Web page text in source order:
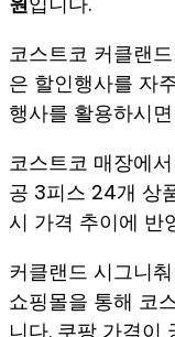
코스트코 커클랜
은 할인행사를 자
행사를 활용하시
코스트코 매장에
공 3피스 24개 상
시 가격 추이에 반
커클랜드 시그니
쇼핑몰을 통해 코
니다. 쿠팡 가격이